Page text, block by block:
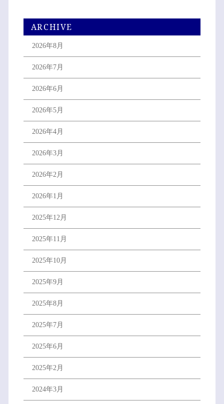
ARCHIVE
2026年8月
2026年7月
2026年6月
2026年5月
2026年4月
2026年3月
2026年2月
2026年1月
2025年12月
2025年11月
2025年10月
2025年9月
2025年8月
2025年7月
2025年6月
2025年2月
2024年3月